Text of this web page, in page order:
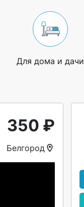
Для дома и дачи
350 ₽
Белгород